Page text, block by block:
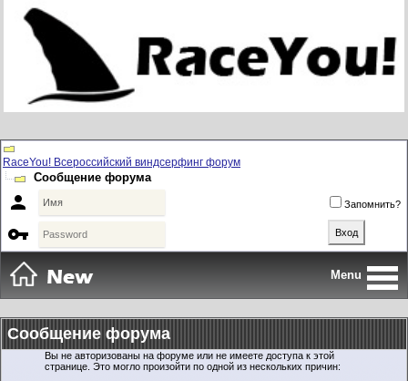
RaceYou! Всероссийский виндсерфинг форум
Сообщение форума
 Запомнить?

Menu
Сообщение форума
Вы не авторизованы на форуме или не имеете доступа к этой
странице. Это могло произойти по одной из нескольких причин: